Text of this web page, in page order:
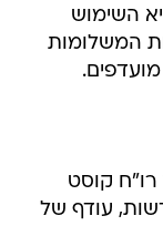
השימוש
המשלומות
קוסט
עודף של